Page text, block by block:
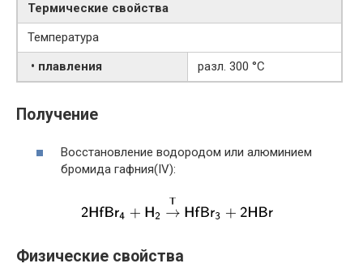
Термические свойства
Температура
• плавления
разл. 300 °C
Получение
Восстановление водородом или алюминием
бромида гафния(IV):
Физические свойства